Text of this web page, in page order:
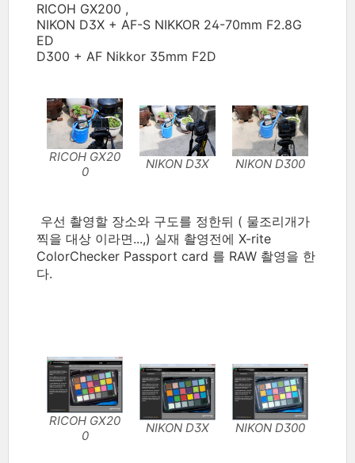
RICOH GX200 ,
NIKON D3X + AF-S NIKKOR 24-70mm F2.8G
ED
D300 + AF Nikkor 35mm F2D
RICOH GX20
0
NIKON D3X NIKON D300
우선 촬영할 장소와 구도를 정한뒤 ( 물조리개가
찍을 대상 이라면...,) 실재 촬영전에 X-rite
ColorChecker Passport card 를 RAW 촬영을 한
다.
RICOH GX20
0
NIKON D3X NIKON D300